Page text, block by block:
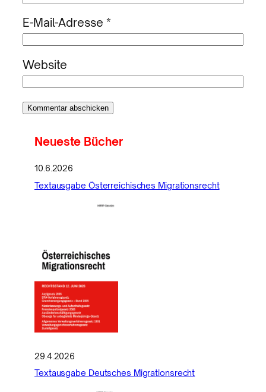
E-Mail-Adresse *
Website
Neueste Bücher
10.6.2026
Textausgabe Österreichisches Migrationsrecht
29.4.2026
Textausgabe Deutsches Migrationsrecht